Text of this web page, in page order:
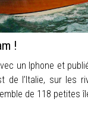
!
un Iphone et
de l’Italie, sur les
de 118 petites